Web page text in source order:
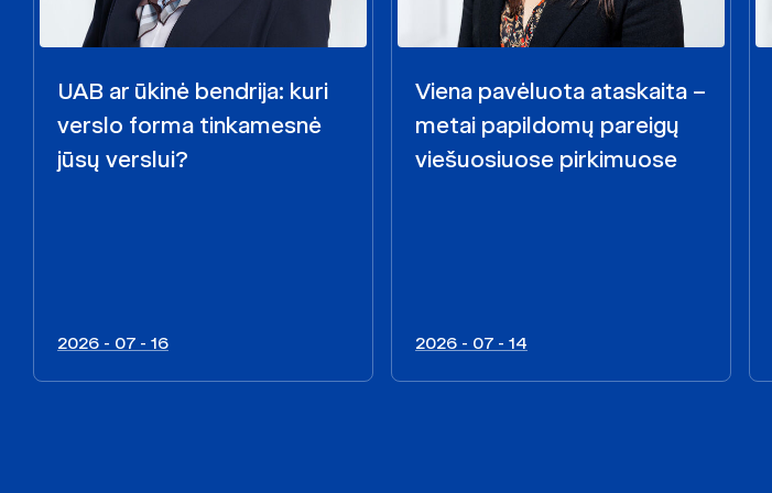
UAB ar ūkinė bendrija: kuri
verslo forma tinkamesnė
jūsų verslui?
2026 - 07 - 16
Viena pavėluota ataskaita –
metai papildomų pareigų
viešuosiuose pirkimuose
2026 - 07 - 14